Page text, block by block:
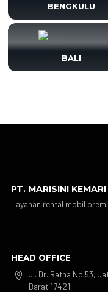
BENGKULU
BALI
PT. MARISINI
Layanan rental mobil
HEAD OFFICE

Jl. Dr. Ratna No.53,
Barat 17421